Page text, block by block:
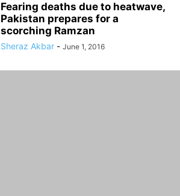
Fearing deaths due to heatwave,
Pakistan prepares for a
scorching Ramzan
Sheraz Akbar - June 1, 2016